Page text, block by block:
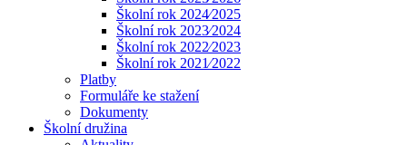
Školní rok 2024⁄2025
Školní rok 2023⁄2024
Školní rok 2022⁄2023
Školní rok 2021⁄2022
Platby
Formuláře ke stažení
Dokumenty
Školní družina